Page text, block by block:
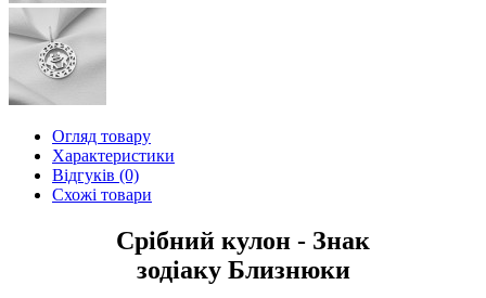
Огляд товару
Характеристики
Відгуків (0)
Схожі товари
Срібний кулон - Знак
зодіаку Близнюки